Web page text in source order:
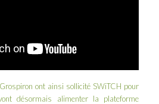
ont ainsi sollicité SWiTCH pour
désormais alimenter la plateforme